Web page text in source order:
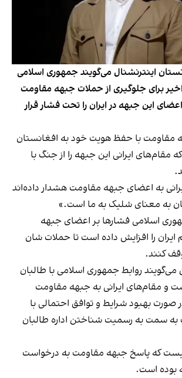
اینترنشنال می‌گویند جمهوری اسلامی
برای جلوگیری از حملات جبهه مقاومت
این جبهه در ایران را تحت فشار قرار
مقاومت با حفظ هویت خود به افغانستان
مقام‌های ایرانی این جبهه را از جنگ با
به اعضای جبهه مقاومت هشدار داده‌اند
به معنای شلیک به ما است.»
اسلامی فشارها بر اعضای جبهه
را افزایش داده است تا حملات شان
کنند.
روابط جمهوری اسلامی با طالبان
و مقام‌های ایرانی به جبهه مقاومت
صورت بهبود شرایط و توافق احتمالی با
به سمت به رسمیت شناختن اداره طالبان
که پاسخ جبهه مقاومت به درخواست
بوده است.